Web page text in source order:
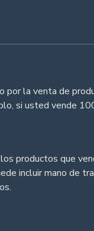
la venta de
si usted vende
productos que
incluir mano de